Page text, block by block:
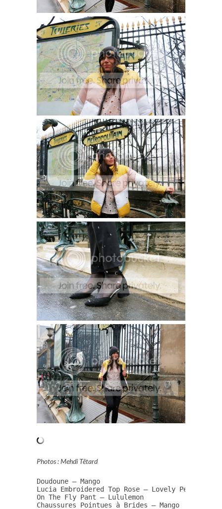
Photos : Mehdi Têtard
Doudoune – Mango
Lucia Embroidered Top Rose – Lovely Pepa
On The Fly Pant – Lululemon
Chaussures Pointues à Brides – Mango